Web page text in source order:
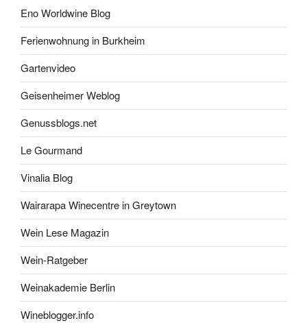
Eno Worldwine Blog
Ferienwohnung in Burkheim
Gartenvideo
Geisenheimer Weblog
Genussblogs.net
Le Gourmand
Vinalia Blog
Wairarapa Winecentre in Greytown
Wein Lese Magazin
Wein-Ratgeber
Weinakademie Berlin
Wineblogger.info